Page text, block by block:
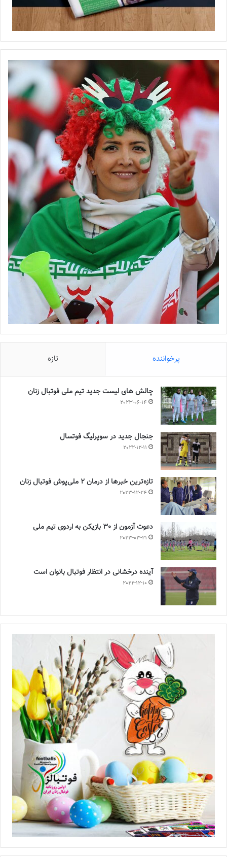
پرخواننده تازه
چالش هاى ليست جدید تيم ملى فوتبال زنان
2023-06-14
جنجال جدید در سوپرلیگ فوتسال
2022-12-11
تازه‌ترین خبرها از درمان ۲ ملی‌پوش فوتبال زنان
2023-12-24
دعوت آزمون از 30 بازیکن به اردوی تیم ملی
2023-03-21
آینده درخشانی در انتظار فوتبال بانوان است
2022-12-10